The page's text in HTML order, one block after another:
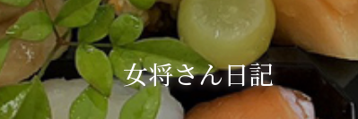
女将さん日記